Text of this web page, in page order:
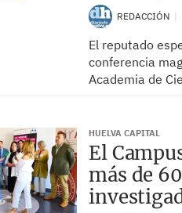
REDACCIÓN
El reputado
conferencia
Academia de
HUELVA CAPITAL
El
más de